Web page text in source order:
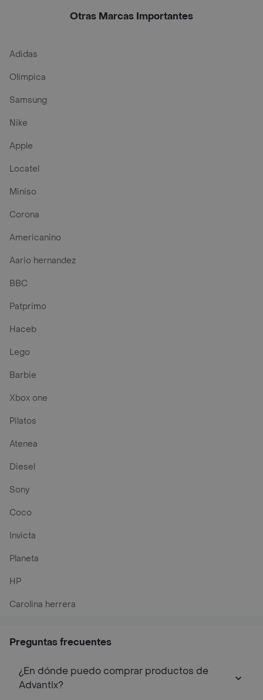
Otras Marcas Importantes
Adidas
Olimpica
Samsung
Nike
Apple
Locatel
Miniso
Corona
Americanino
Aario hernandez
BBC
Patprimo
Haceb
Lego
Barbie
Xbox one
Pilatos
Atenea
Diesel
Sony
Coco
Invicta
Planeta
HP
Carolina herrera
Preguntas frecuentes
¿En dónde puedo comprar productos de
Advantix?